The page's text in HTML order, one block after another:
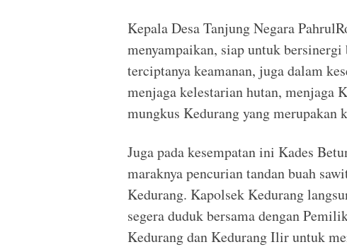
Kepala Desa Tanjung Negara
menyampaikan, siap untuk
terciptanya keamanan, juga dalam
menjaga kelestarian hutan, menjaga
mungkus Kedurang yang merupakan
Juga pada kesempatan ini Kades
maraknya pencurian tandan buah
Kedurang. Kapolsek Kedurang
segera duduk bersama dengan
Kedurang dan Kedurang Ilir untuk